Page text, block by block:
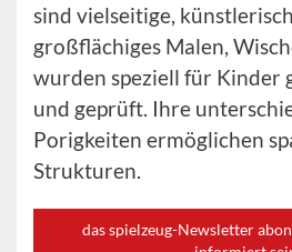
sind vielseitige,
großflächiges Malen,
wurden speziell für Kinder
und geprüft. Ihre
Porigkeiten ermöglichen
Strukturen.
das spielzeug-Newsletter